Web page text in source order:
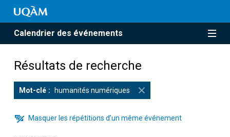
Calendrier des événements
Résultats de recherche
Mot-clé humanités numériques
Masquer les répétitions d’un même événement